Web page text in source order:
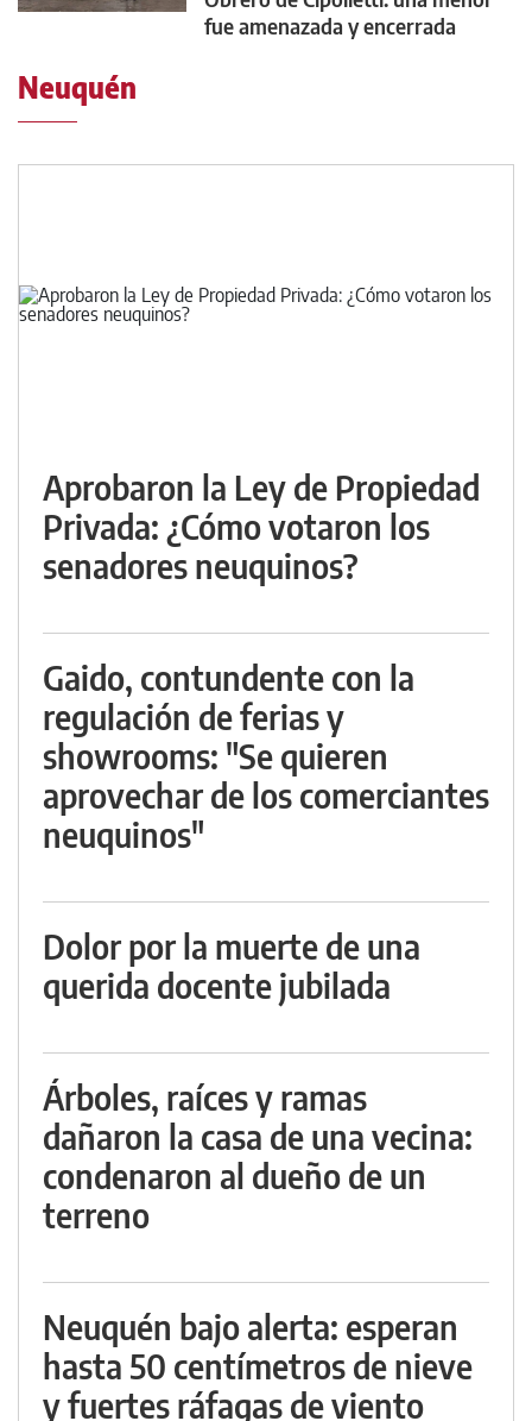
fue amenazada y encerrada
Neuquén
Aprobaron la Ley de Propiedad
Privada: ¿Cómo votaron los
senadores neuquinos?
Gaido, contundente con la
regulación de ferias y
showrooms: "Se quieren
aprovechar de los comerciantes
neuquinos"
Dolor por la muerte de una
querida docente jubilada
Árboles, raíces y ramas
dañaron la casa de una vecina:
condenaron al dueño de un
terreno
Neuquén bajo alerta: esperan
hasta 50 centímetros de nieve
y fuertes ráfagas de viento